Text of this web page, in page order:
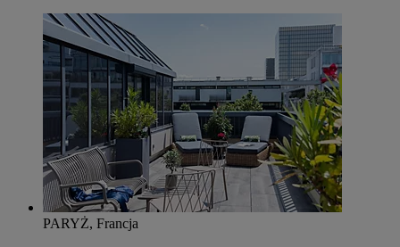
PARYŻ, Francja